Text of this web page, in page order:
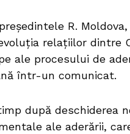
R.
relațiilor dintre
ale procesului de
într-un comunicat.
după deschiderea
ale aderării,